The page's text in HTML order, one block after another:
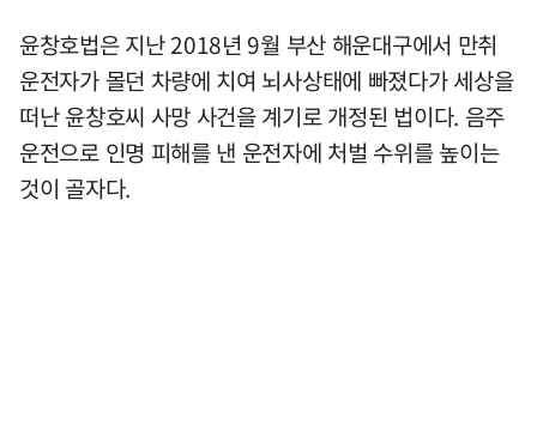
윤창호법은 지난 2018년 9월 부산 해운대구에서 만취
운전자가 몰던 차량에 치여 뇌사상태에 빠졌다가 세상을
떠난 윤창호씨 사망 사건을 계기로 개정된 법이다. 음주
운전으로 인명 피해를 낸 운전자에 처벌 수위를 높이는
것이 골자다.